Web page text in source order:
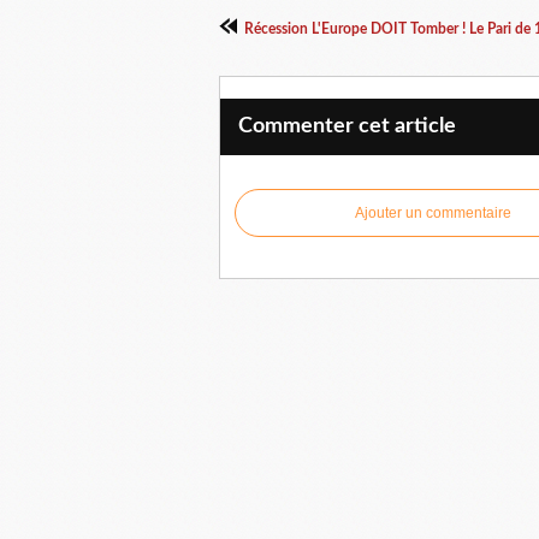
Commenter cet article
Ajouter un commentaire